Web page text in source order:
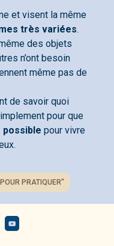
et visent la même
très variées.
des objets
n’ont besoin
même pas de
de savoir quoi
pour que
possible pour vivre
PRATIQUER"